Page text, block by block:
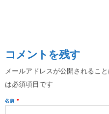
コメントを残す
メールアドレスが公開されるこ
は必須項目です
名前 *